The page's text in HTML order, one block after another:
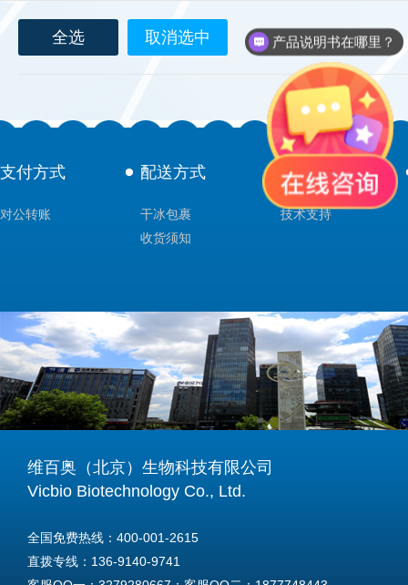
Berry & Associates Zedira
LGC Maine Standards Biolife
Abbexa AbD Serotec
全选 取消选中
支付方式
对公转账
配送方式
干冰包裹
收货须知
售后服务
技术支持
维百奥（北京）生物科技有限公司
Vicbio Biotechnology Co., Ltd.
全国免费热线：400-001-2615
直拨专线：136-9140-9741
产品说明书在哪里？